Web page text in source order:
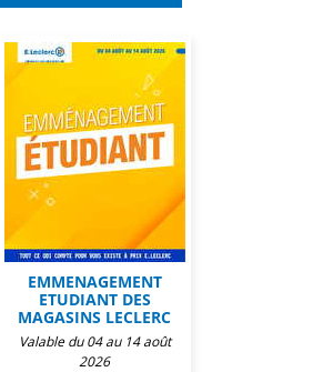
EMMENAGEMENT
ETUDIANT DES
MAGASINS LECLERC
Valable du 04 au 14 août
2026